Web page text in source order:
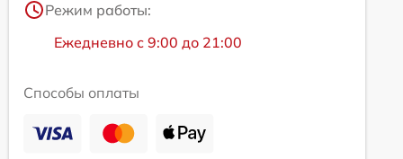
Режим работы:
Ежедневно с 9:00 до 21:00
Способы оплаты